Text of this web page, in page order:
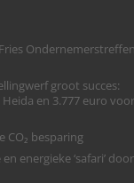
Ondernemerstreffen
groot succes:
en 3.777 euro voor
CO₂ besparing
energieke ‘safari’ door